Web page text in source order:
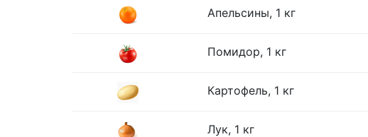
Апельсины, 1 кг
Помидор, 1 кг
Картофель, 1 кг
Лук, 1 кг